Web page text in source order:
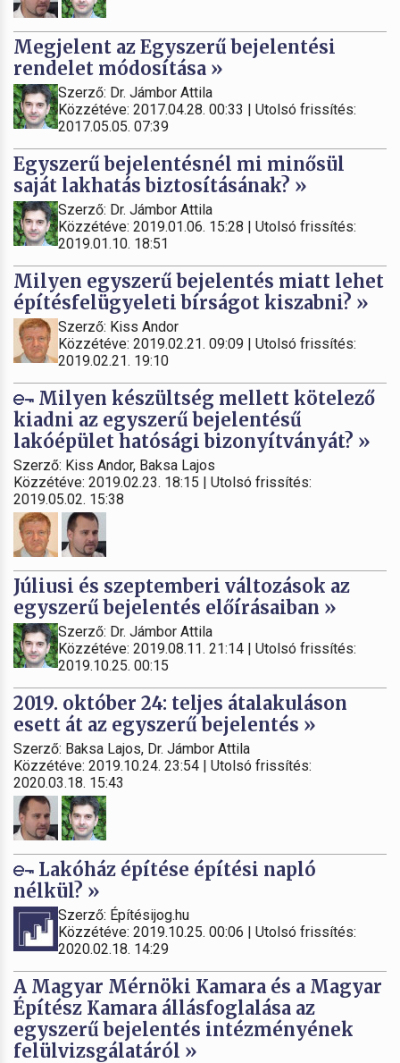
Megjelent az Egyszerű bejelentési
rendelet módosítása »
Szerző: Dr. Jámbor Attila
Közzétéve: 2017.04.28. 00:33 | Utolsó frissítés:
2017.05.05. 07:39
Egyszerű bejelentésnél mi minősül
saját lakhatás biztosításának? »
Szerző: Dr. Jámbor Attila
Közzétéve: 2019.01.06. 15:28 | Utolsó frissítés:
2019.01.10. 18:51
Milyen egyszerű bejelentés miatt lehet
építésfelügyeleti bírságot kiszabni? »
Szerző: Kiss Andor
Közzétéve: 2019.02.21. 09:09 | Utolsó frissítés:
2019.02.21. 19:10
Milyen készültség mellett kötelező
kiadni az egyszerű bejelentésű
lakóépület hatósági bizonyítványát? »
Szerző: Kiss Andor, Baksa Lajos
Közzétéve: 2019.02.23. 18:15 | Utolsó frissítés:
2019.05.02. 15:38
Júliusi és szeptemberi változások az
egyszerű bejelentés előírásaiban »
Szerző: Dr. Jámbor Attila
Közzétéve: 2019.08.11. 21:14 | Utolsó frissítés:
2019.10.25. 00:15
2019. október 24: teljes átalakuláson
esett át az egyszerű bejelentés »
Szerző: Baksa Lajos, Dr. Jámbor Attila
Közzétéve: 2019.10.24. 23:54 | Utolsó frissítés:
2020.03.18. 15:43
Lakóház építése építési napló
nélkül? »
Szerző: Építésijog.hu
Közzétéve: 2019.10.25. 00:06 | Utolsó frissítés:
2020.02.18. 14:29
A Magyar Mérnöki Kamara és a Magyar
Építész Kamara állásfoglalása az
egyszerű bejelentés intézményének
felülvizsgálatáról »